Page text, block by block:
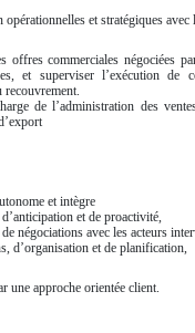
opérationnelles et stratégiques
offres commerciales négociées
et superviser l’exécution
recouvrement.
de l’administration des
et intègre
et de proactivité,
négociations avec les acteurs
d’organisation et de planification,
une approche orientée client.